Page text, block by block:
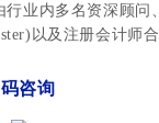
业内多名资深顾问
以及注册会计师
咨询